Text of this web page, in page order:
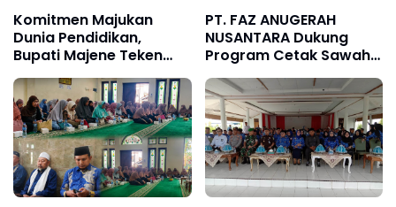
Komitmen Majukan
Dunia Pendidikan,
Bupati Majene Teken
MoU Politeknik Negeri
Ujungpandang
PT. FAZ ANUGERAH
NUSANTARA Dukung
Program Cetak Sawah
Nasional Lewat
Pengadaan Pupuk dan
Pestisida